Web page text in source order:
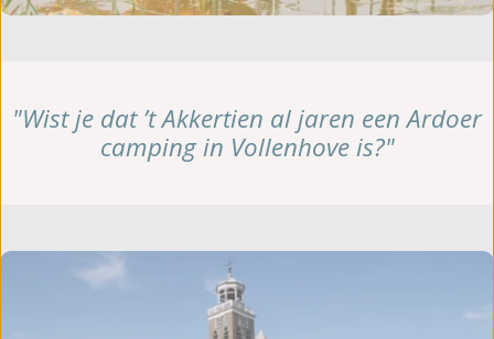
"Wist je dat ’t Akkertien al jaren een Ardoer
camping in Vollenhove is?"